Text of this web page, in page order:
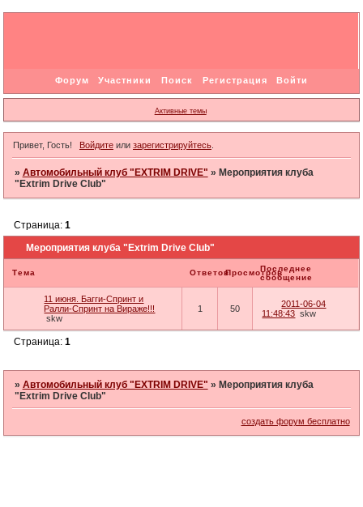
Форум Участники Поиск Регистрация Войти
Активные темы
Привет, Гость! Войдитеили зарегистрируйтесь.
» Автомобильный клуб "EXTRIM DRIVE" » Мероприятия клуба
"Extrim Drive Club"
Мероприятия клуба "Extrim Drive Club"
Страница: 1
Тема ОтветовПросмотровПоследнее
сообщение
11 июня. Багги-Спринт и
Ралли-Спринт на Вираже!!!
skw
1 50
2011-06-04
11:48:43 skw
Страница: 1
» Автомобильный клуб "EXTRIM DRIVE" » Мероприятия клуба
"Extrim Drive Club"
создать форум бесплатно